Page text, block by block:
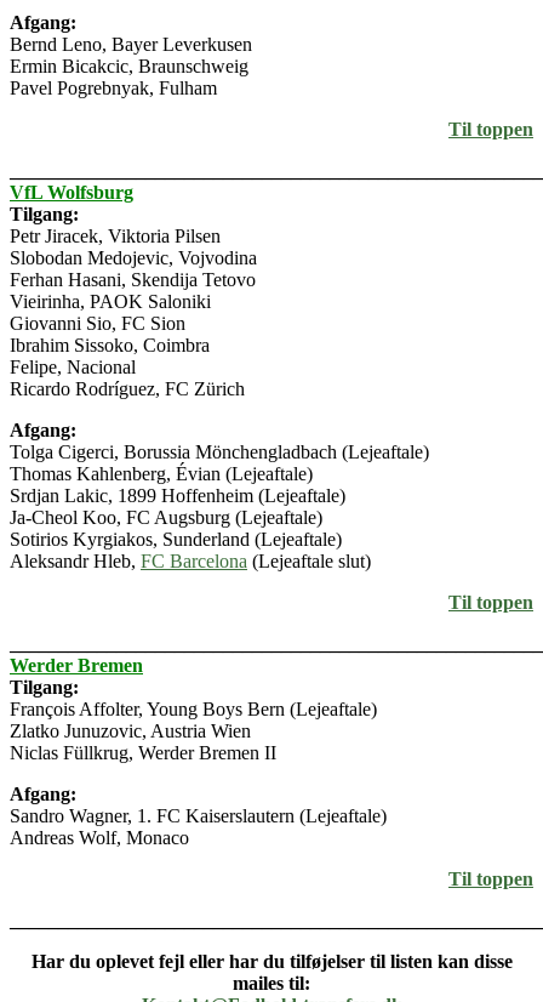
Afgang:
Bernd Leno, Bayer Leverkusen
Ermin Bicakcic, Braunschweig
Pavel Pogrebnyak, Fulham
Til toppen
VfL Wolfsburg
Tilgang:
Petr Jiracek, Viktoria Pilsen
Slobodan Medojevic, Vojvodina
Ferhan Hasani, Skendija Tetovo
Vieirinha, PAOK Saloniki
Giovanni Sio, FC Sion
Ibrahim Sissoko, Coimbra
Felipe, Nacional
Ricardo Rodríguez, FC Zürich
Afgang:
Tolga Cigerci, Borussia Mönchengladbach (Lejeaftale)
Thomas Kahlenberg, Évian (Lejeaftale)
Srdjan Lakic, 1899 Hoffenheim (Lejeaftale)
Ja-Cheol Koo, FC Augsburg (Lejeaftale)
Sotirios Kyrgiakos, Sunderland (Lejeaftale)
Aleksandr Hleb, FC Barcelona (Lejeaftale slut)
Til toppen
Werder Bremen
Tilgang:
François Affolter, Young Boys Bern (Lejeaftale)
Zlatko Junuzovic, Austria Wien
Niclas Füllkrug, Werder Bremen II
Afgang:
Sandro Wagner, 1. FC Kaiserslautern (Lejeaftale)
Andreas Wolf, Monaco
Til toppen
Har du oplevet fejl eller har du tilføjelser til listen kan disse
mailes til: